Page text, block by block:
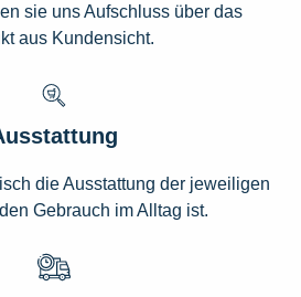
sie uns Aufschluss über das
aus Kundensicht.
die Ausstattung der jeweiligen
Gebrauch im Alltag ist.